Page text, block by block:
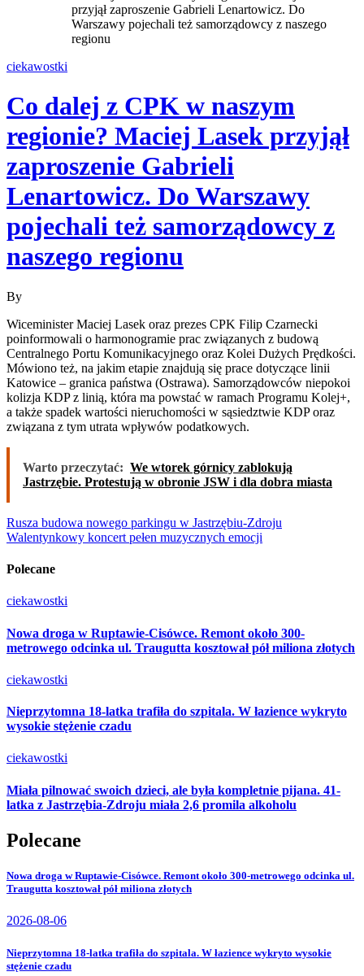
przyjął zaproszenie Gabrieli Lenartowicz. Do
Warszawy pojechali też samorządowcy z naszego
regionu
ciekawostki
Co dalej z CPK w naszym
regionie? Maciej Lasek przyjął
zaproszenie Gabrieli
Lenartowicz. Do Warszawy
pojechali też samorządowcy z
naszego regionu
By
Wiceminister Maciej Lasek oraz prezes CPK Filip Czarnecki
poinformowali o harmonogramie prac związanych z budową
Centralnego Portu Komunikacyjnego oraz Kolei Dużych Prędkości.
Mówiono też, na jakim etapie znajdują się prace dotyczące linii
Katowice – granica państwa (Ostrawa). Samorządowców niepokoi
kolizja KDP z linią, która ma powstać w ramach Programu Kolej+,
a także spadek wartości nieruchomości w sąsiedztwie KDP oraz
związana z tym utrata wpływów podatkowych.
Warto przeczytać: We wtorek górnicy zablokują
Jastrzębie. Protestują w obronie JSW i dla dobra miasta
Nawigacja
wpisu
Rusza budowa nowego parkingu w Jastrzębiu-Zdroju
Walentynkowy koncert pełen muzycznych emocji
Polecane
ciekawostki
Nowa droga w Ruptawie-Cisówce. Remont około 300-
metrowego odcinka ul. Traugutta kosztował pół miliona złotych
ciekawostki
Nieprzytomna 18-latka trafiła do szpitala. W łazience wykryto
wysokie stężenie czadu
ciekawostki
Miała pilnować swoich dzieci, ale była kompletnie pijana. 41-
latka z Jastrzębia-Zdroju miała 2,6 promila alkoholu
Polecane
Nowa droga w Ruptawie-Cisówce. Remont około 300-metrowego odcinka ul.
Traugutta kosztował pół miliona złotych
2026-08-06
Nieprzytomna 18-latka trafiła do szpitala. W łazience wykryto wysokie
stężenie czadu